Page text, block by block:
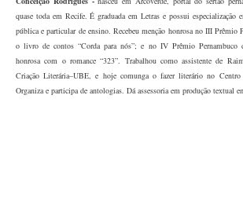
quase toda em Recife. É graduada em Letras e possui especialização
pública e particular de ensino. Recebeu menção honrosa no III Prêmio
o livro de contos “Corda para nós”; e no IV Prêmio Pernambuco
honrosa com o romance “323”. Trabalhou como assistente de
Criação Literária–UBE, e hoje comunga o fazer literário no
Organiza e participa de antologias. Dá assessoria em produção textual